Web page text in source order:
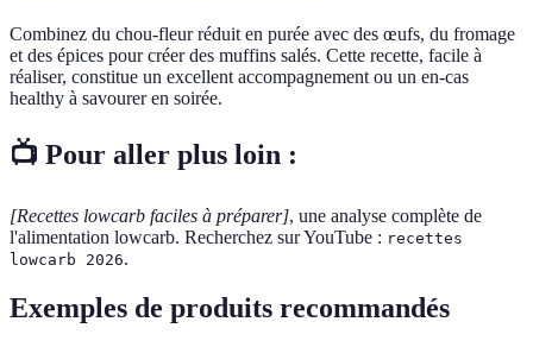
Combinez du chou-fleur réduit en purée avec des œufs, du fromage
et des épices pour créer des muffins salés. Cette recette, facile à
réaliser, constitue un excellent accompagnement ou un en-cas
healthy à savourer en soirée.
📺 Pour aller plus loin :
[Recettes lowcarb faciles à préparer], une analyse complète de
l'alimentation lowcarb. Recherchez sur YouTube : recettes
lowcarb 2026.
Exemples de produits recommandés